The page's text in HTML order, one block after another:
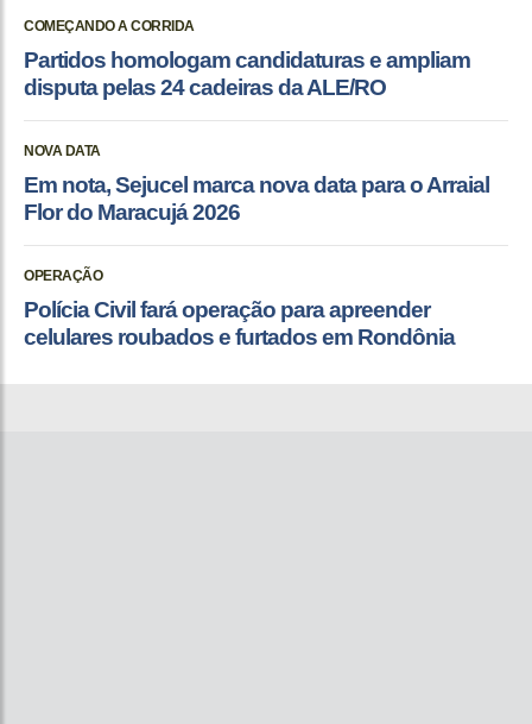
COMEÇANDO A CORRIDA
Partidos homologam candidaturas e ampliam
disputa pelas 24 cadeiras da ALE/RO
NOVA DATA
Em nota, Sejucel marca nova data para o Arraial
Flor do Maracujá 2026
OPERAÇÃO
Polícia Civil fará operação para apreender
celulares roubados e furtados em Rondônia